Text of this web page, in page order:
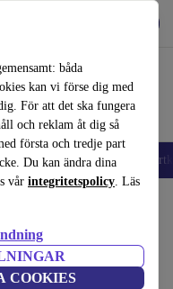
båda
kan vi förse dig med
För att det ska fungera
och reklam åt dig så
första och tredje part
Du kan ändra dina
vår integritetspolicy. Läs
COOKIES
datorer Surfplattor
– spara upp till 40 %. 30
hållbart idag!